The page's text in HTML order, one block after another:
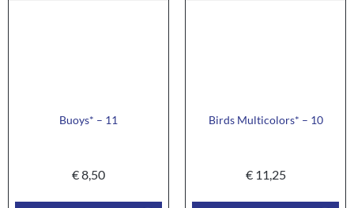
Buoys* – 11
€8,50
Birds Multicolors* – 10
€11,25